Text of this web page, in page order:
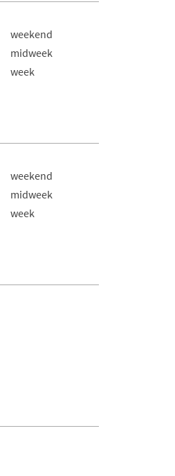
weekend
midweek
week
weekend
midweek
week